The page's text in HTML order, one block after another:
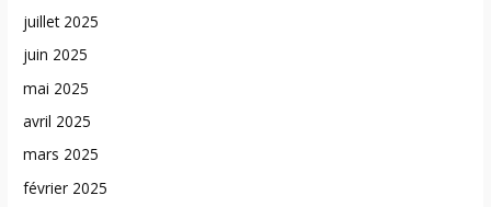
juillet 2025
juin 2025
mai 2025
avril 2025
mars 2025
février 2025